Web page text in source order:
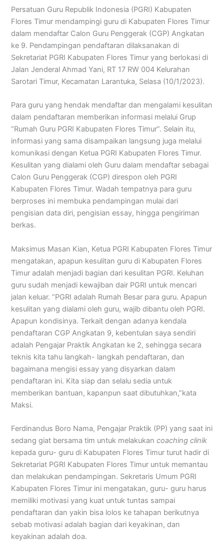
Persatuan Guru Republik Indonesia (PGRI) Kabupaten
Flores Timur mendampingi guru di Kabupaten Flores Timur
dalam mendaftar Calon Guru Penggerak (CGP) Angkatan
ke 9. Pendampingan pendaftaran dilaksanakan di
Sekretariat PGRI Kabupaten Flores Timur yang berlokasi di
Jalan Jenderal Ahmad Yani, RT 17 RW 004 Kelurahan
Sarotari Timur, Kecamatan Larantuka, Selasa (10/1/2023).
Para guru yang hendak mendaftar dan mengalami kesulitan
dalam pendaftaran memberikan informasi melalui Grup
“Rumah Guru PGRI Kabupaten Flores Timur”. Selain itu,
informasi yang sama disampaikan langsung juga melalui
komunikasi dengan Ketua PGRI Kabupaten Flores Timur.
Kesulitan yang dialami oleh Guru dalam mendaftar sebagai
Calon Guru Penggerak (CGP) direspon oleh PGRI
Kabupaten Flores Timur. Wadah tempatnya para guru
berproses ini membuka pendampingan mulai dari
pengisian data diri, pengisian essay, hingga pengiriman
berkas.
Maksimus Masan Kian, Ketua PGRI Kabupaten Flores Timur
mengatakan, apapun kesulitan guru di Kabupaten Flores
Timur adalah menjadi bagian dari kesulitan PGRI. Keluhan
guru sudah menjadi kewajiban dair PGRI untuk mencari
jalan keluar. “PGRI adalah Rumah Besar para guru. Apapun
kesulitan yang dialami oleh guru, wajib dibantu oleh PGRI.
Apapun kondisinya. Terkait dengan adanya kendala
pendaftaran CGP Angkatan 9, kebentulan saya sendiri
adalah Pengajar Praktik Angkatan ke 2, sehingga secara
teknis kita tahu langkah- langkah pendaftaran, dan
bagaimana mengisi essay yang disyarkan dalam
pendaftaran ini. Kita siap dan selalu sedia untuk
memberikan bantuan, kapanpun saat dibutuhkan,”kata
Maksi.
Ferdinandus Boro Nama, Pengajar Praktik (PP) yang saat ini
sedang giat bersama tim untuk melakukancoaching clinik
kepada guru- guru di Kabupaten Flores Timur turut hadir di
Sekretariat PGRI Kabupaten Flores Timur untuk memantau
dan melakukan pendampingan. Sekretaris Umum PGRI
Kabupaten Flores Timur ini mengatakan, guru- guru harus
memiliki motivasi yang kuat untuk tuntas sampai
pendaftaran dan yakin bisa lolos ke tahapan berikutnya
sebab motivasi adalah bagian dari keyakinan, dan
keyakinan adalah doa.